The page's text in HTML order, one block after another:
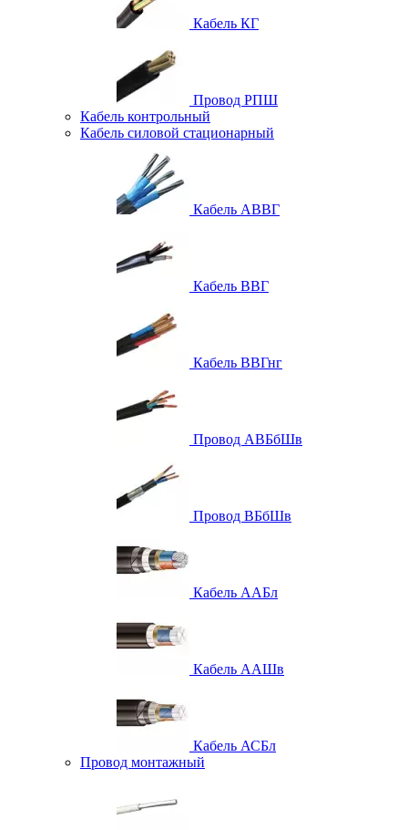
Кабель КГ
Провод РПШ
Кабель контрольный
Кабель силовой стационарный
Кабель АВВГ
Кабель ВВГ
Кабель ВВГнг
Провод АВБбШв
Провод ВБбШв
Кабель ААБл
Кабель ААШв
Кабель АСБл
Провод монтажный